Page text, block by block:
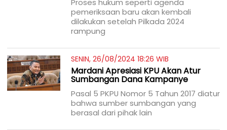
Proses hukum seperti agenda
pemeriksaan baru akan kembali
dilakukan setelah Pilkada 2024
rampung
SENIN, 26/08/2024 18:26 WIB
Mardani Apresiasi KPU Akan Atur
Sumbangan Dana Kampanye
Pasal 5 PKPU Nomor 5 Tahun 2017 diatur
bahwa sumber sumbangan yang
berasal dari pihak lain